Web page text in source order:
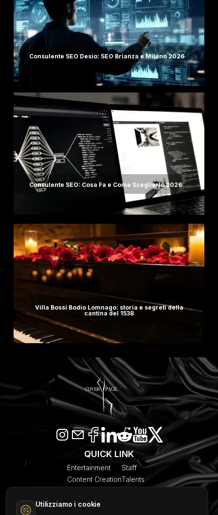
Consulente SEO Desio: SEO Brianza e Milano 2026
Consulente SEO: Cosa Fa e Come Sceglierlo 2026
Villa Bossi Bodio Lomnago: storia e segreti della
cantina del 1538
QUICK LINK
Entertainment
Content Creation
Models
Staff
Talents
Utilizziamo i cookie